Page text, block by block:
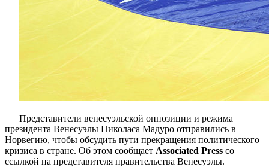
Представители венесуэльской оппозиции и режима
президента Венесуэлы Николаса Мадуро отправились в
Норвегию, чтобы обсудить пути прекращения политического
кризиса в стране. Об этом сообщает Associated Press со
ссылкой на представителя правительства Венесуэлы.